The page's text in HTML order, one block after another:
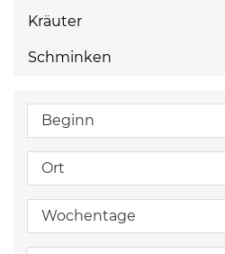
Kräuter
Schminken
Beginn
Ort
Wochentage